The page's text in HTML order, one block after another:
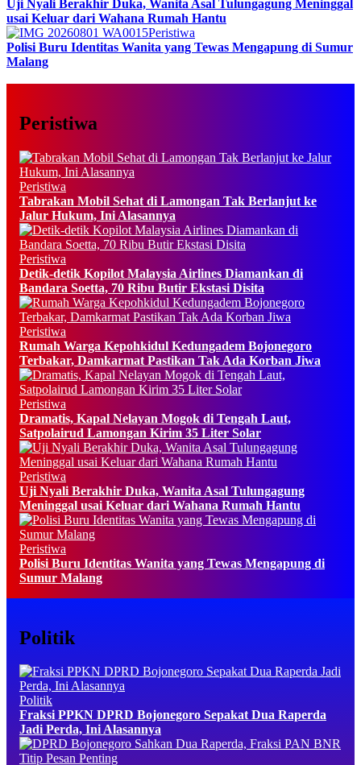
Uji Nyali Berakhir Duka, Wanita Asal Tulungagung Meninggal
usai Keluar dari Wahana Rumah Hantu
Peristiwa
Polisi Buru Identitas Wanita yang Tewas Mengapung di Sumur
Malang
Peristiwa
Peristiwa
Tabrakan Mobil Sehat di Lamongan Tak Berlanjut ke
Jalur Hukum, Ini Alasannya
Peristiwa
Detik-detik Kopilot Malaysia Airlines Diamankan di
Bandara Soetta, 70 Ribu Butir Ekstasi Disita
Peristiwa
Rumah Warga Kepohkidul Kedungadem Bojonegoro
Terbakar, Damkarmat Pastikan Tak Ada Korban Jiwa
Peristiwa
Dramatis, Kapal Nelayan Mogok di Tengah Laut,
Satpolairud Lamongan Kirim 35 Liter Solar
Peristiwa
Uji Nyali Berakhir Duka, Wanita Asal Tulungagung
Meninggal usai Keluar dari Wahana Rumah Hantu
Peristiwa
Polisi Buru Identitas Wanita yang Tewas Mengapung di
Sumur Malang
Politik
Politik
Fraksi PPKN DPRD Bojonegoro Sepakat Dua Raperda
Jadi Perda, Ini Alasannya